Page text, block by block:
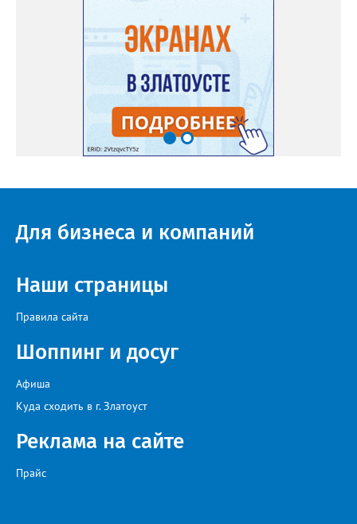
Для бизнеса и компаний
Наши страницы
Правила сайта
Шоппинг и досуг
Афиша
Куда сходить в г. Златоуст
Реклама на сайте
Прайс